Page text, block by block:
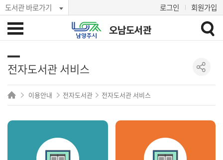
도서관 바로가기 로그인 회원가입
오남도서관
전자도서관 서비스
이용안내 전자도서관 전자도서관 서비스